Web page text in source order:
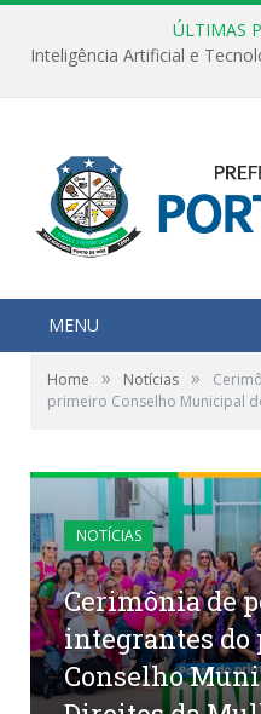
ÚLTIMAS
MENU
Home » Notícias »
primeiro Conselho Municipal
NOTÍCIAS
Cerimônia de
integrantes
Conselho